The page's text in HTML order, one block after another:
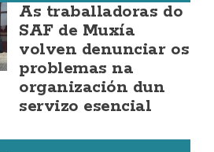
As traballadoras do
SAF de Muxía
volven denunciar os
problemas na
organización dun
servizo esencial